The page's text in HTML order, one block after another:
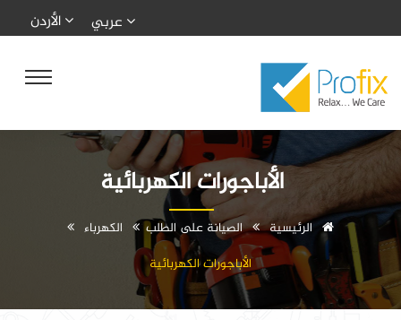
الأباجورات الكهربائية
الرئيسية الصيانة على الطلب
الكهرباء
الأباجورات الكهربائية